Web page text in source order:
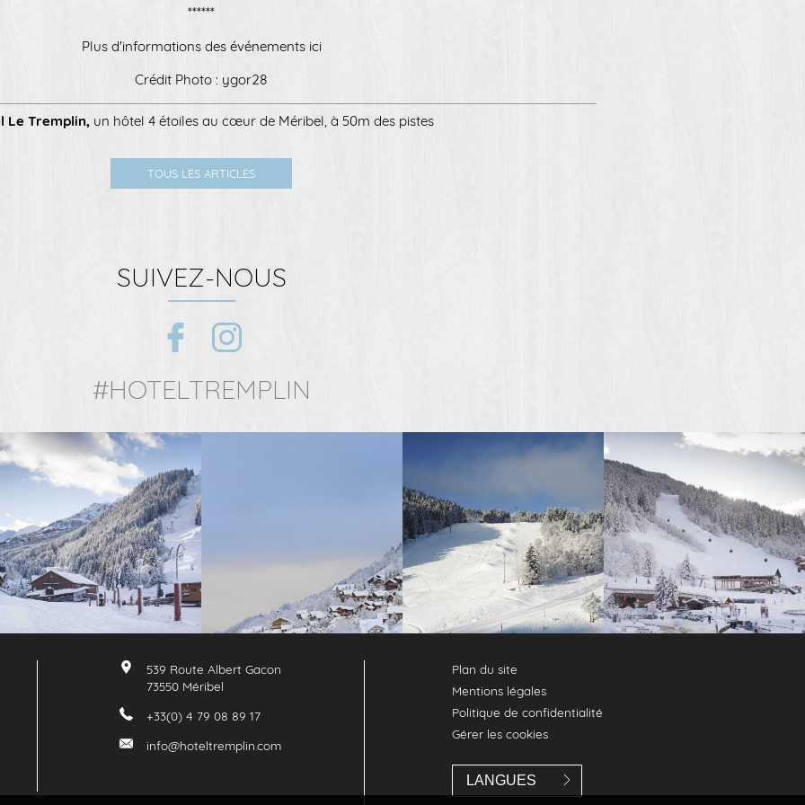
******
Plus d'informations des événements ici
Crédit Photo : ygor28
Le Tremplin, un hôtel 4 étoiles au cœur de Méribel, à 50m des pistes
TOUS LES ARTICLES
SUIVEZ-NOUS
#HOTELTREMPLIN
539 Route Albert Gacon
73550 Méribel
+33(0) 4 79 08 89 17
info@hoteltremplin.com
Plan du site
Mentions légales
Politique de confidentialité
Gérer les cookies
LANGUES